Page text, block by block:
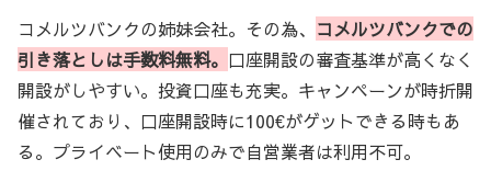
コメルツバンクの姉妹会社。その為、 コメルツバンクでの
引き落としは手数料無料。 口座開設の審査基準が高くなく
開設がしやすい。投資口座も充実。キャンペーンが時折開
催されており、口座開設時に100€がゲットできる時もあ
る。プライベート使用のみで自営業者は利用不可。